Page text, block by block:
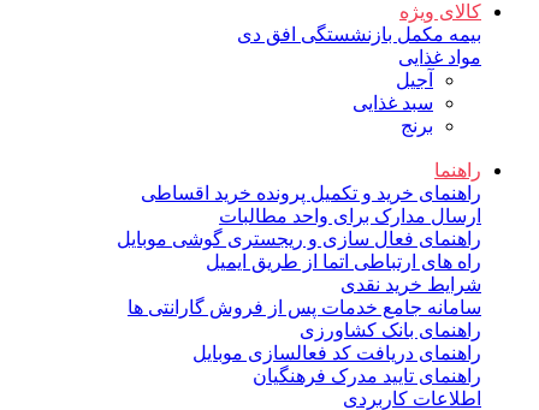
کالای ویژه
بیمه مکمل بازنشستگی افق دی
مواد غذایی
آجیل
سبد غذایی
برنج
راهنما
راهنمای خرید و تکمیل پرونده خرید اقساطی
ارسال مدارک برای واحد مطالبات
راهنمای فعال سازی و ریجستری گوشی موبایل
راه های ارتباطی اتما از طریق ایمیل
شرایط خرید نقدی
سامانه جامع خدمات پس از فروش گارانتی ها
راهنمای بانک کشاورزی
راهنمای دریافت کد فعالسازی موبایل
راهنمای تایید مدرک فرهنگیان
اطلاعات کاربردی